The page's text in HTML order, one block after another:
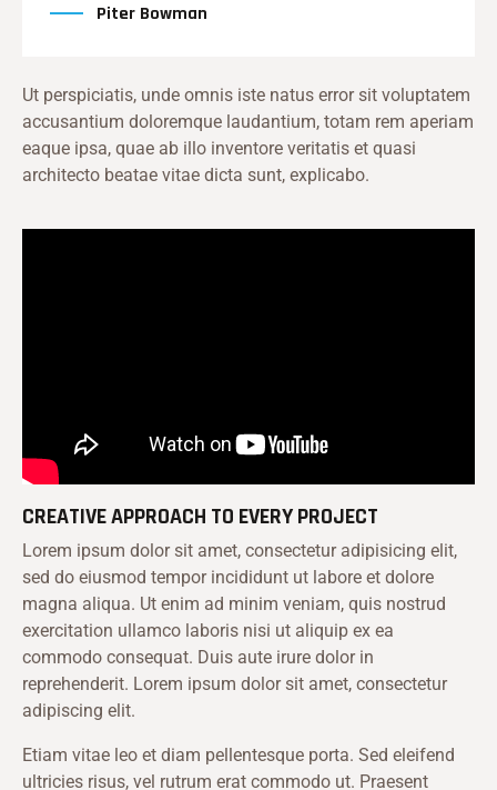
Piter Bowman
Ut perspiciatis, unde omnis iste natus error sit voluptatem
accusantium doloremque laudantium, totam rem aperiam
eaque ipsa, quae ab illo inventore veritatis et quasi
architecto beatae vitae dicta sunt, explicabo.
CREATIVE APPROACH TO EVERY PROJECT
Lorem ipsum dolor sit amet, consectetur adipisicing elit,
sed do eiusmod tempor incididunt ut labore et dolore
magna aliqua. Ut enim ad minim veniam, quis nostrud
exercitation ullamco laboris nisi ut aliquip ex ea
commodo consequat. Duis aute irure dolor in
reprehenderit. Lorem ipsum dolor sit amet, consectetur
adipiscing elit.
Etiam vitae leo et diam pellentesque porta. Sed eleifend
ultricies risus, vel rutrum erat commodo ut. Praesent